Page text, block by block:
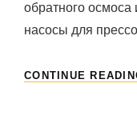
обратного осмоса
насосы для
CONTINUE